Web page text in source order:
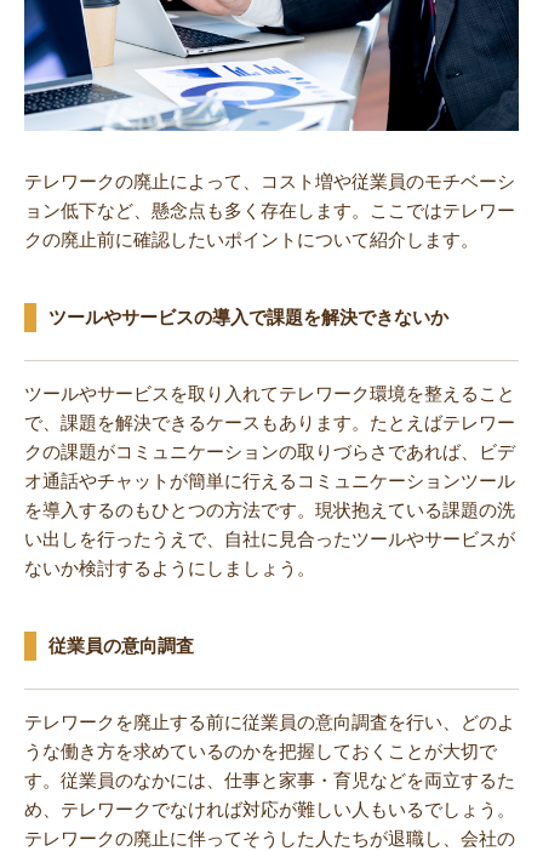
テレワークの廃止によって、コスト増や従業員のモチベーシ
ョン低下など、懸念点も多く存在します。ここではテレワー
クの廃止前に確認したいポイントについて紹介します。
ツールやサービスの導入で課題を解決できないか
ツールやサービスを取り入れてテレワーク環境を整えること
で、課題を解決できるケースもあります。たとえばテレワー
クの課題がコミュニケーションの取りづらさであれば、ビデ
オ通話やチャットが簡単に行えるコミュニケーションツール
を導入するのもひとつの方法です。現状抱えている課題の洗
い出しを行ったうえで、自社に見合ったツールやサービスが
ないか検討するようにしましょう。
従業員の意向調査
テレワークを廃止する前に従業員の意向調査を行い、どのよ
うな働き方を求めているのかを把握しておくことが大切で
す。従業員のなかには、仕事と家事・育児などを両立するた
め、テレワークでなければ対応が難しい人もいるでしょう。
テレワークの廃止に伴ってそうした人たちが退職し、会社の